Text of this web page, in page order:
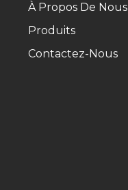
À Propos De Nous
Produits
Contactez-Nous